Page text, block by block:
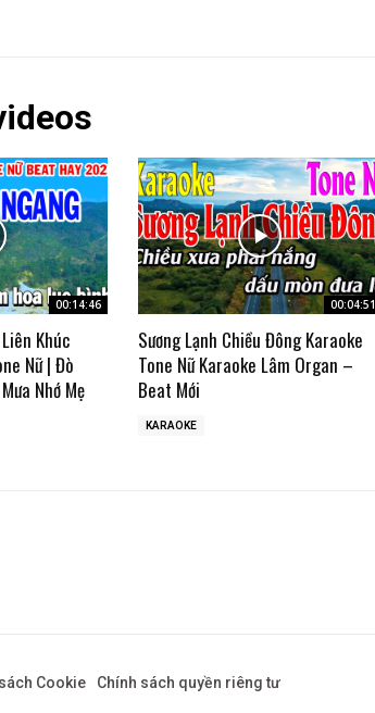
00:14:46
Khúc
Nữ | Đò
Nhớ Mẹ
00:04:51
Sương Lạnh Chiều Đông Karaoke
Tone Nữ Karaoke Lâm Organ –
Beat Mới
KARAOKE
Cookie Chính sách quyền riêng tư